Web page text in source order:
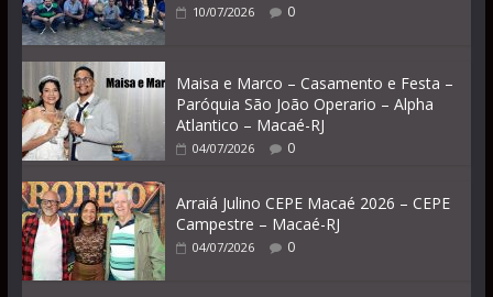
10/07/2026 0
Maisa e Marco – Casamento e Festa –
Paróquia São João Operario – Alpha
Atlantico – Macaé-RJ
04/07/2026 0
Arraiá Julino CEPE Macaé 2026 – CEPE
Campestre – Macaé-RJ
04/07/2026 0